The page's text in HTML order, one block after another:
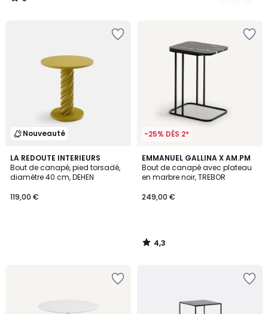
/
Nouveauté
LA REDOUTE INTERIEURS
Bout de canapé, pied torsadé,
diamètre 40 cm, DEHEN
119,00 €
-25% DÈS 2*
EMMANUEL GALLINA X AM.PM
Bout de canapé avec plateau
en marbre noir, TREBOR
249,00 €
4,3
/ 5
4,3
/